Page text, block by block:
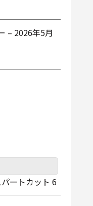
– 2026年5月
ートカット 6